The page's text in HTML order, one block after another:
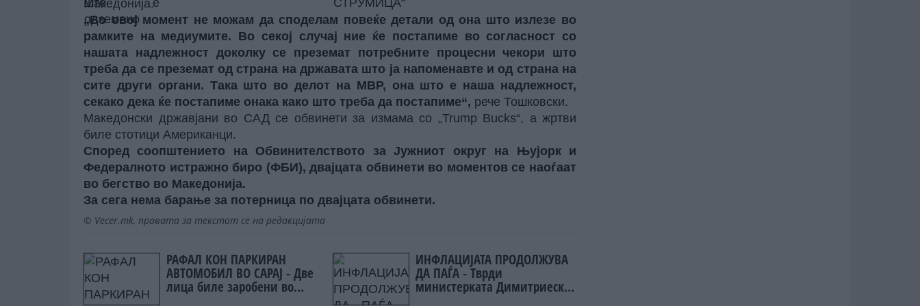
Македонија.
„Во овој момент не можам да споделам повеќе детали од она што излезе во
рамките на медиумите. Во секој случај ние ќе постапиме во согласност со
нашата надлежност доколку се преземат потребните процесни чекори што
треба да се преземат од страна на државата што ја напоменавте и од страна на
сите други органи. Така што во делот на МВР, она што е наша надлежност,
секако дека ќе постапиме онака како што треба да постапиме“, рече Тошковски.
Македонски државјани во САД се обвинети за измама со „Trump Bucks“, а жртви
биле стотици Американци.
Според соопштението на Обвинителството за Јужниот округ на Њујорк и
Федералното истражно биро (ФБИ), двајцата обвинети во моментов се наоѓаат
во бегство во Македонија.
За сега нема барање за потерница по двајцата обвинети.
© Vecer.mk, правата за текстот се на редакцијата
РАФАЛ КОН ПАРКИРАН
АВТОМОБИЛ ВО САРАЈ - Две
лица биле заробени во
возилото
ИНФЛАЦИЈАТА ПРОДОЛЖУВА
ДА ПАЃА - Тврди
министерката Димитриеска